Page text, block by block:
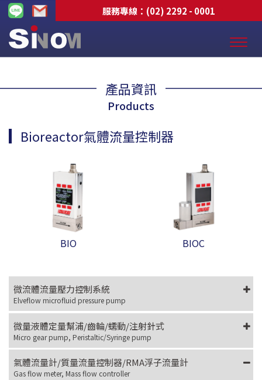
服務專線： (02) 2292 - 0001
產品資訊
Products
微流體流量壓力控制系統
Elveflow microfluid pressure pump
微量液體定量幫浦/齒輪/蠕動/注射針式
Micro gear pump, Peristaltic/Syringe pump
氣體流量計/質量流量控制器/RMA浮子流量計
Gas flow meter, Mass flow controller
Bioreactor氣體流量控制器
BIO BIOC